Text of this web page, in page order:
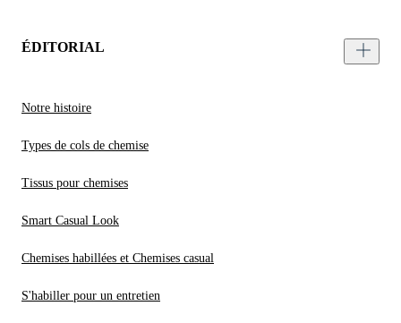
ÉDITORIAL
Notre histoire
Types de cols de chemise
Tissus pour chemises
Smart Casual Look
Chemises habillées et Chemises casual
S'habiller pour un entretien